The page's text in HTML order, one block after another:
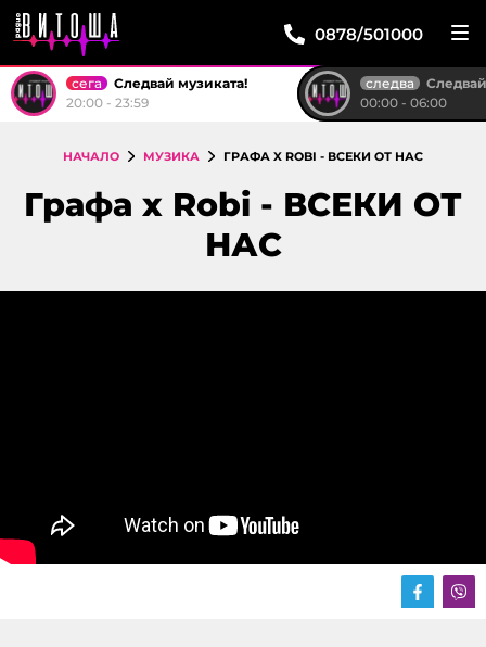
0878/501000
сега
Следвай музиката!
20:00 - 23:59
следва
Следвай
00:00 - 06:00
НАЧАЛО МУЗИКА ГРАФА X ROBI - ВСЕКИ ОТ НАС
Графа x Robi - ВСЕКИ ОТ
НАС